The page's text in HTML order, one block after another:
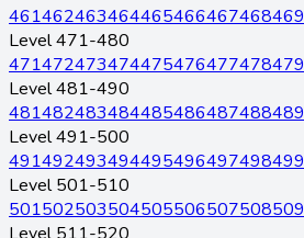
461462463464465466467468469
Level 471-480
471472473474475476477478479
Level 481-490
481482483484485486487488489
Level 491-500
491492493494495496497498499
Level 501-510
501502503504505506507508509